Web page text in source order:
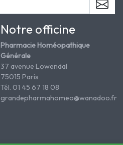
Notre officine
Pharmacie Homéopathique
Générale
37 avenue Lowendal
75015 Paris
Tél. 01 45 67 18 08
grandepharmahomeo@wanadoo.fr